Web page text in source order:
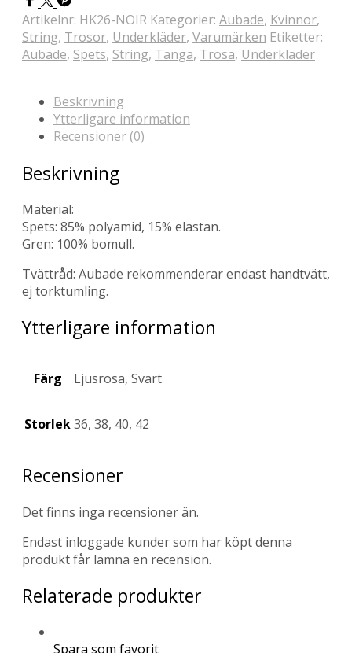
Artikelnr: HK26-NOIR Kategorier: Aubade, Kvinnor,
String, Trosor, Underkläder, Varumärken Etiketter:
Aubade, Spets, String, Tanga, Trosa, Underkläder
Beskrivning
Ytterligare information
Recensioner (0)
Beskrivning
Material:
Spets: 85% polyamid, 15% elastan.
Gren: 100% bomull.
Tvättråd: Aubade rekommenderar endast handtvätt,
ej torktumling.
Ytterligare information
Färg Ljusrosa, Svart
Storlek36, 38, 40, 42
Recensioner
Det finns inga recensioner än.
Endast inloggade kunder som har köpt denna
produkt får lämna en recension.
Relaterade produkter
Spara som favorit